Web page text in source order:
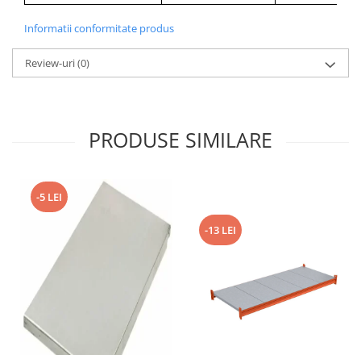
Informatii conformitate produs
Review-uri(0)
PRODUSE SIMILARE
-5 LEI
-13 LEI